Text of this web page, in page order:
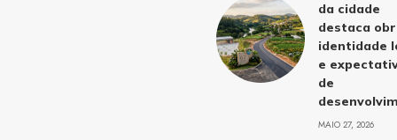
da cidade
destaca
identidade
e
de
MAIO 27, 2026